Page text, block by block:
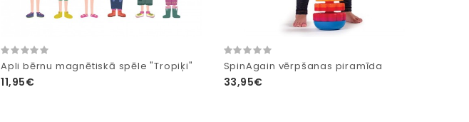
Apli bērnu magnētiskā spēle "Tropiķi"
11,95€
SpinAgain vērpšanas piramīda
33,95€